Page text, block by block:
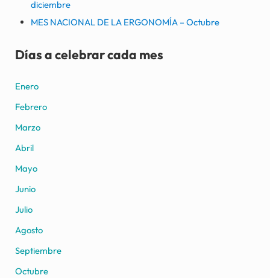
diciembre
MES NACIONAL DE LA ERGONOMÍA – Octubre
Días a celebrar cada mes
Enero
Febrero
Marzo
Abril
Mayo
Junio
Julio
Agosto
Septiembre
Octubre